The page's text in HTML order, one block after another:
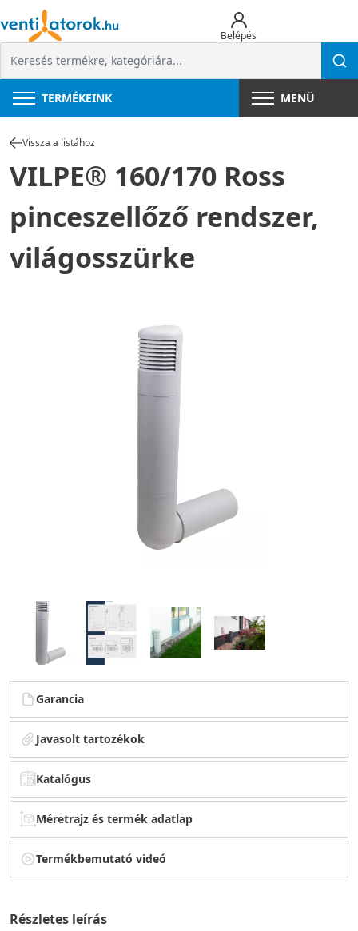
Belépés
TERMÉKEINK MENÜ
Vissza a listához
VILPE® 160/170 Ross
pinceszellőző rendszer,
világosszürke
Garancia
Javasolt tartozékok
Katalógus
Méretrajz és termék adatlap
Termékbemutató videó
Részletes leírás